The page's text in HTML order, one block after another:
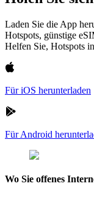
Laden Sie die App
Hotspots, günstige
Helfen Sie, Hotspots
Für iOS herunterladen
Für Android
Wo Sie offenes